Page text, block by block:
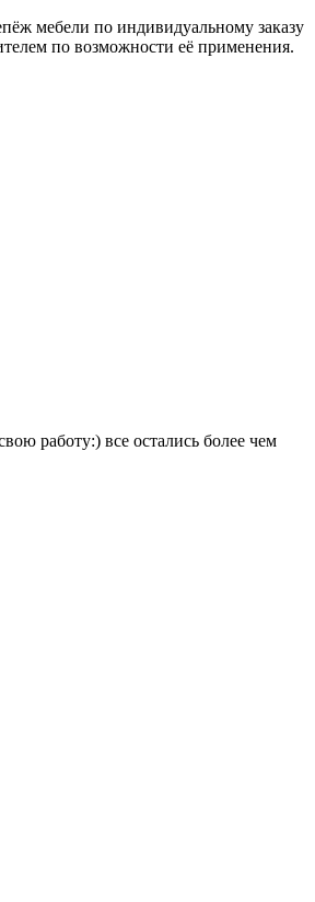
мебели по индивидуальному заказу
по возможности её применения.
работу:) все остались более чем